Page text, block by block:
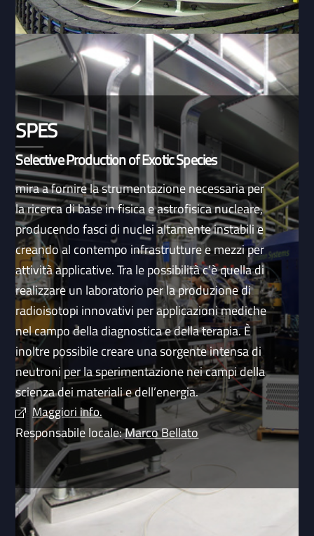
SPES
Selective Production of Exotic Species
mira a fornire la strumentazione necessaria per
la ricerca di base in fisica e astrofisica nucleare,
producendo fasci di nuclei altamente instabili e
creando al contempo infrastrutture e mezzi per
attività applicative. Tra le possibilità c’è quella di
realizzare un laboratorio per la produzione di
radioisotopi innovativi per applicazioni mediche
nel campo della diagnostica e della terapia. È
inoltre possibile creare una sorgente intensa di
neutroni per la sperimentazione nei campi della
scienza dei materiali e dell’energia.
Maggiori info.
Responsabile locale:Marco Bellato